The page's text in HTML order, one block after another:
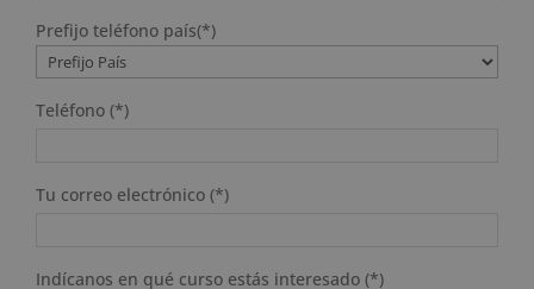
Prefijo teléfono país(*)
Teléfono (*)
Tu correo electrónico (*)
Indícanos en qué curso estás interesado (*)